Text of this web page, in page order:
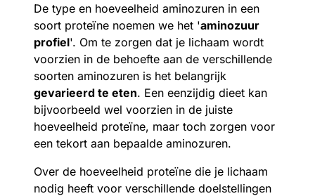
De type en hoeveelheid aminozuren in een
soort proteïne noemen we het 'aminozuur
profiel'. Om te zorgen dat je lichaam wordt
voorzien in de behoefte aan de verschillende
soorten aminozuren is het belangrijk
gevarieerd te eten. Een eenzijdig dieet kan
bijvoorbeeld wel voorzien in de juiste
hoeveelheid proteïne, maar toch zorgen voor
een tekort aan bepaalde aminozuren.
Over de hoeveelheid proteïne die je lichaam
nodig heeft voor verschillende doelstellingen